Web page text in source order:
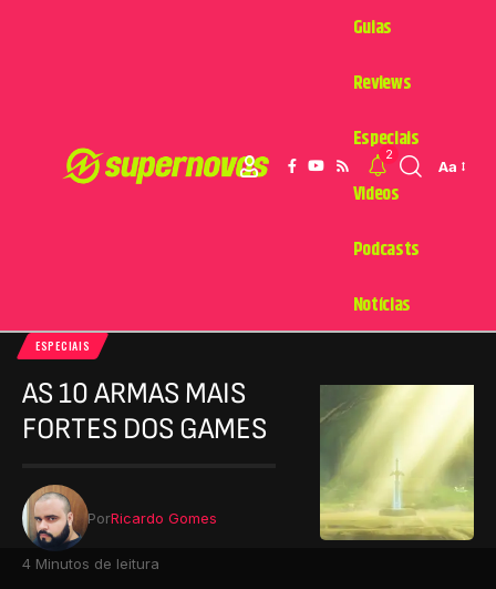
Guias
Reviews
Especiais
Videos
Podcasts
Notícias
2
Aa
ESPECIAIS
AS 10 ARMAS MAIS
FORTES DOS GAMES
PorRicardo Gomes
4 Minutos de leitura